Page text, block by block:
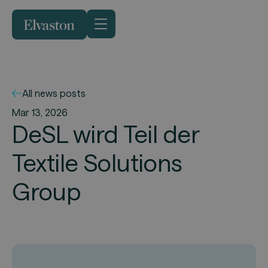
All news posts
Mar 13, 2026
DeSL wird Teil der
Textile Solutions
Group